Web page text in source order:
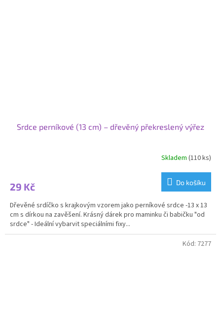
Srdce perníkové (13 cm) – dřevěný překreslený výřez
Skladem (110 ks)
29 Kč Do košíku
Dřevěné srdíčko s krajkovým vzorem jako perníkové srdce -13 x 13
cm s dírkou na zavěšení. Krásný dárek pro maminku či babičku "od
srdce" - Ideální vybarvit speciálními fixy...
Kód: 7277